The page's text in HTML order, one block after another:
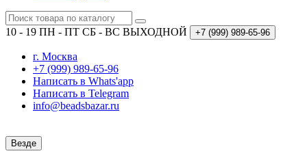
10 - 19 ПН - ПТ СБ - ВС ВЫХОДНОЙ +7 (999) 989-65-96
г. Москва
+7 (999) 989-65-96
Написать в Whats'app
Написать в Telegram
info@beadsbazar.ru
Везде